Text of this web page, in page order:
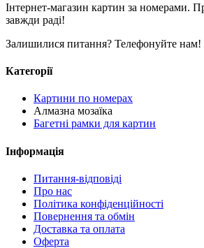
Інтернет-магазин картин за номерами.
завжди раді!
Залишилися питання? Телефонуйте нам!
Категорії
Картини по номерах
Алмазна мозаїка
Багетні рамки для картин
Інформація
Питання-відповіді
Про нас
Політика конфіденційності
Повернення та обмін
Доставка та оплата
Оферта